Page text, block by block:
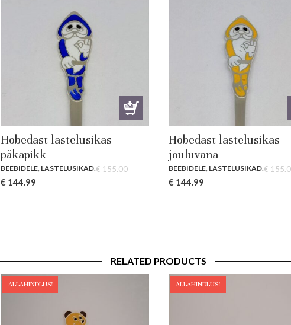
Hõbedast lastelusikas
päkapikk
BEEBIDELE, LASTELUSIKAD.€155.00
Original
€ 144.99
Hõbedast lastelusikas
jõuluvana
BEEBIDELE, LASTELUSIKAD.€
Original
€ 144.99Current
RELATED PRODUCTS
ALLAHINDLUS! ALLAHINDLUS!